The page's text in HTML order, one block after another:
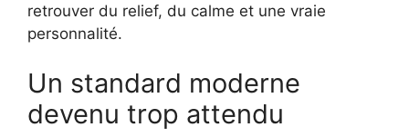
retrouver du relief, du calme et une vraie
personnalité.
Un standard moderne
devenu trop attendu